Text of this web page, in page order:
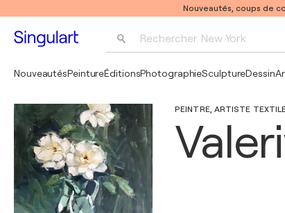
Nouveautés, coups de
Rechercher New York
NouveautésPeintureÉditionsPhotographieSculptureDessin
PEINTRE, ARTISTE